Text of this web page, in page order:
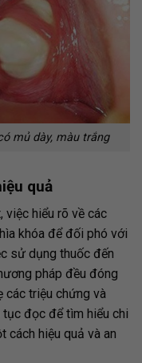
mủ dày, màu trắng
quả
việc hiểu rõ về các
khóa để đối phó với
sử dụng thuốc đến
pháp đều đóng
các triệu chứng và
đọc để tìm hiểu chi
cách hiệu quả và an